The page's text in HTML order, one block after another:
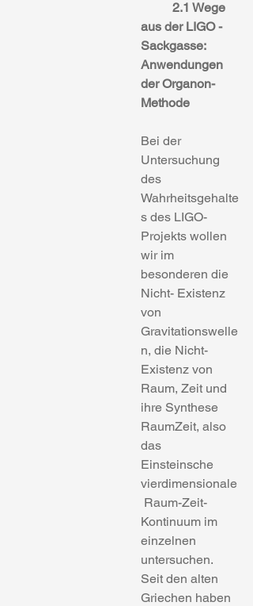
2.1 Wege
aus der LIGO -
Sackgasse:
Anwendungen
der Organon-
Methode
Bei der
Untersuchung
des
Wahrheitsgehalte
s des LIGO-
Projekts wollen
wir im
besonderen die
Nicht- Existenz
von
Gravitationswelle
n, die Nicht-
Existenz von
Raum, Zeit und
ihre Synthese
RaumZeit, also
das
Einsteinsche
vierdimensionale
Raum-Zeit-
Kontinuum im
einzelnen
untersuchen.
Seit den alten
Griechen haben